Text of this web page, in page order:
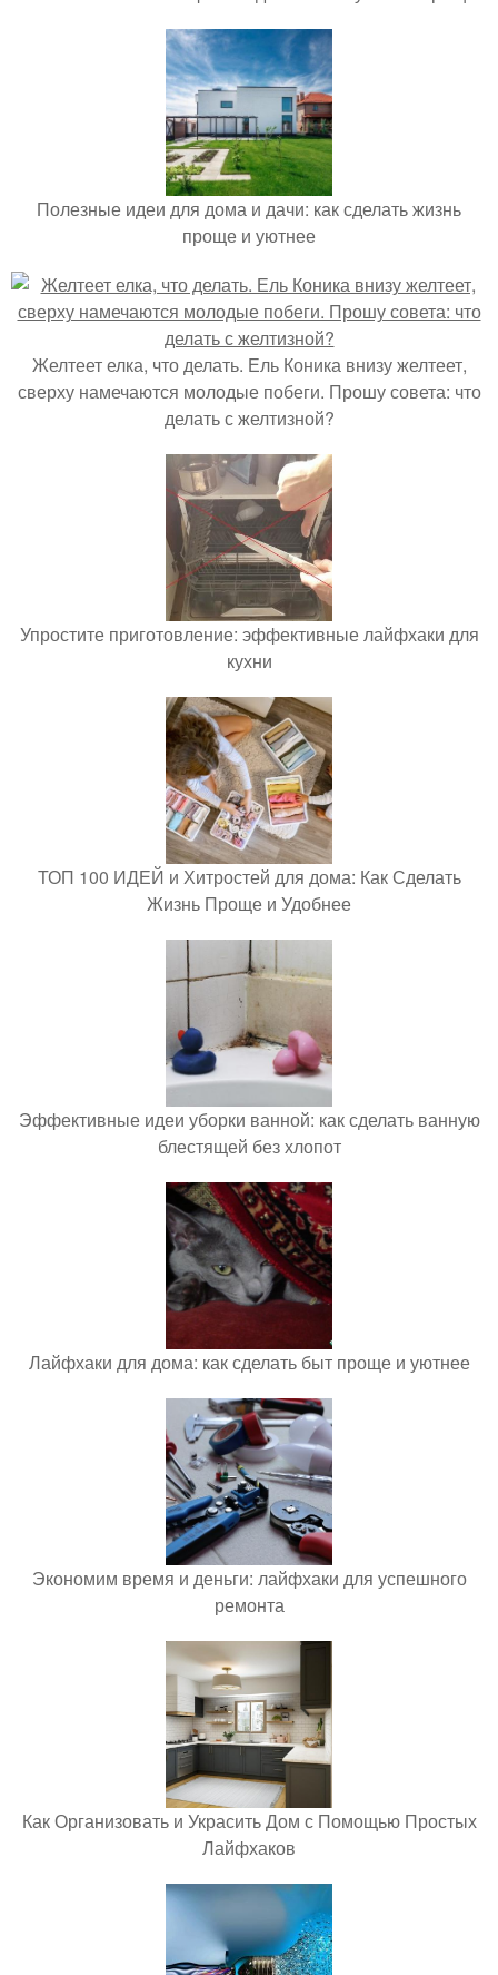
Полезные идеи для дома и дачи: как сделать жизнь
проще и уютнее
Желтеет елка, что делать. Ель Коника внизу желтеет,
сверху намечаются молодые побеги. Прошу совета: что
делать с желтизной?
Упростите приготовление: эффективные лайфхаки для
кухни
ТОП 100 ИДЕЙ и Хитростей для дома: Как Сделать
Жизнь Проще и Удобнее
Эффективные идеи уборки ванной: как сделать ванную
блестящей без хлопот
Лайфхаки для дома: как сделать быт проще и уютнее
Экономим время и деньги: лайфхаки для успешного
ремонта
Как Организовать и Украсить Дом с Помощью Простых
Лайфхаков